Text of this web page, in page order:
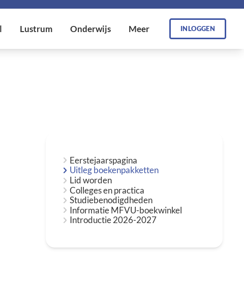
INLOGGEN
Eerstejaarspagina
Uitleg boekenpakketten
Lid worden
Colleges en practica
Studiebenodigdheden
Informatie MFVU-boekwinkel
Introductie 2026-2027